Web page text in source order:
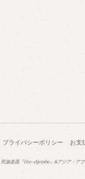
プライバシーポリシー お支
民族楽器『the-djembe』&アジア・ア